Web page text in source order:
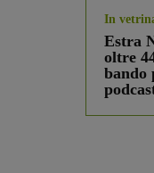
In
Estra
oltre
bando